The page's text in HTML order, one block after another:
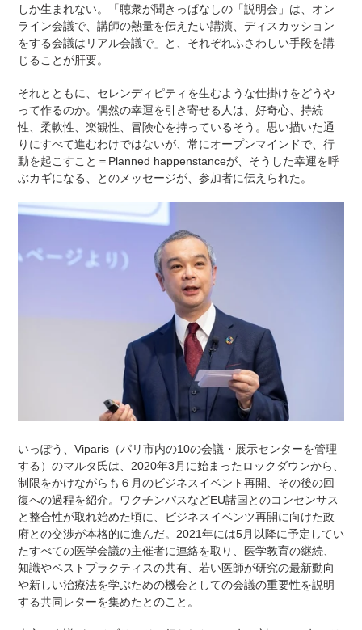
しか生まれない。「聴衆が聞きっぱなしの「説明会」は、オン
ライン会議で、講師の熱量を伝えたい講演、ディスカッション
をする会議はリアル会議で」と、それぞれふさわしい手段を講
じることが肝要。
それとともに、セレンディピティを生むような仕掛けをどうや
って作るのか。偶然の幸運を引き寄せる人は、好奇心、持続
性、柔軟性、楽観性、冒険心を持っているそう。思い描いた通
りにすべて進むわけではないが、常にオープンマインドで、行
動を起こすこと＝Planned happenstanceが、そうした幸運を呼
ぶカギになる、とのメッセージが、参加者に伝えられた。
いっぽう、Viparis（パリ市内の10の会議・展示センターを管理
する）のマルタ氏は、2020年3月に始まったロックダウンから、
制限をかけながらも６月のビジネスイベント再開、その後の回
復への過程を紹介。ワクチンパスなどEU諸国とのコンセンサス
と整合性が取れ始めた頃に、ビジネスイベンツ再開に向けた政
府との交渉が本格的に進んだ。2021年には5月以降に予定してい
たすべての医学会議の主催者に連絡を取り、医学教育の継続、
知識やベストプラクティスの共有、若い医師が研究の最新動向
や新しい治療法を学ぶための機会としての会議の重要性を説明
する共同レターを集めたとのこと。